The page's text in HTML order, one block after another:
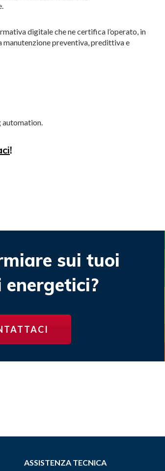
digitale che ne certifica l’operato, in
preventiva, predittiva e
!
sui tuoi
energetici?
ASSISTENZA TECNICA